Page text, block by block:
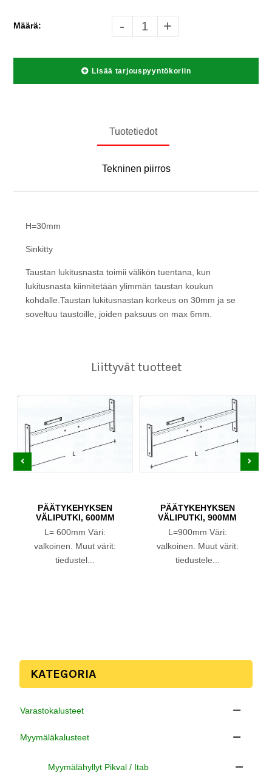
KATEGORIA
Varastokalusteet
Myymäläkalusteet
Myymälähyllyt Pikval / Itab
Määrä: - +
Lisää tarjouspyyntökoriin
Tuotetiedot
Tekninen piirros
H=30mm
Sinkitty
Taustan lukitusnasta toimii välikön tuentana, kun
lukitusnasta kiinnitetään ylimmän taustan koukun
kohdalle.Taustan lukitusnastan korkeus on 30mm ja se
soveltuu taustoille, joiden paksuus on max 6mm.
Liittyvät tuotteet
PÄÄTYKEHYKSEN
VÄLIPUTKI, 600MM
L= 600mm Väri:
valkoinen. Muut värit:
tiedustel...
PÄÄTYKEHYKSEN
VÄLIPUTKI, 900MM
L=900mm Väri:
valkoinen. Muut värit:
tiedustele...